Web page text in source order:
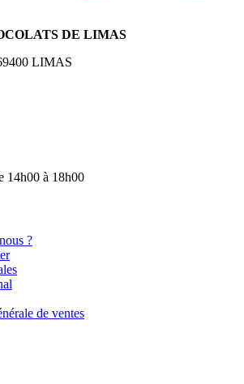
DE LIMAS
LIMAS
14h00 à 18h00
?
de ventes